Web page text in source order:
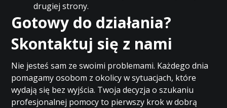
drugiej strony.
Gotowy do działania?
Skontaktuj się z nami
Nie jesteś sam ze swoimi problemami. Każdego dnia
pomagamy osobom z okolicy w sytuacjach, które
wydają się bez wyjścia. Twoja decyzja o szukaniu
profesjonalnej pomocy to pierwszy krok w dobrą